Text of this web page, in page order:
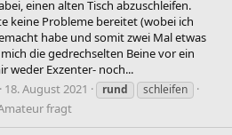
einen alten Tisch abzuschleifen.
keine Probleme bereitet (wobei ich
habe und somit zwei Mal etwas
die gedrechselten Beine vor ein
weder Exzenter- noch...
18. August 2021 rund schleifen
fragt